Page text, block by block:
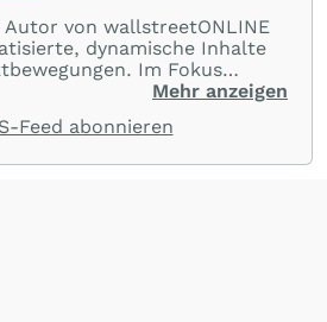
von wallstreetONLINE
dynamische Inhalte
Im Fokus
Branchentrends und
– die Beiträge sind kurz,
Mehr anzeigen
Feed abonnieren